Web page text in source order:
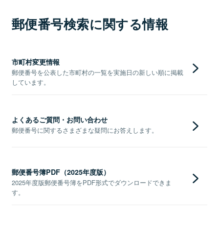
郵便番号検索に関する情報
市町村変更情報
郵便番号を公表した市町村の一覧を実施日の新しい順に掲載
しています。
よくあるご質問・お問い合わせ
郵便番号に関するさまざまな疑問にお答えします。
郵便番号簿PDF（2025年度版）
2025年度版郵便番号簿をPDF形式でダウンロードできま
す。